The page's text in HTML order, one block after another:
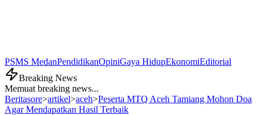
PSMS MedanPendidikanOpiniGaya HidupEkonomiEditorial
Breaking News
Memuat breaking news...
Beritasore>artikel>aceh>Peserta MTQ Aceh Tamiang Mohon Doa
Agar Mendapatkan Hasil Terbaik